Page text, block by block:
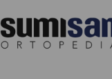
al
contenido